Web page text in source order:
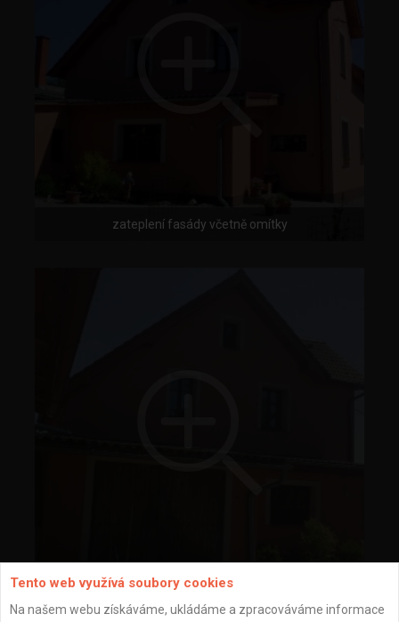
zateplení fasády včetně omítky
zateplení fasády včetně omítky
Tento web využívá soubory cookies
Na našem webu získáváme, ukládáme a zpracováváme informace